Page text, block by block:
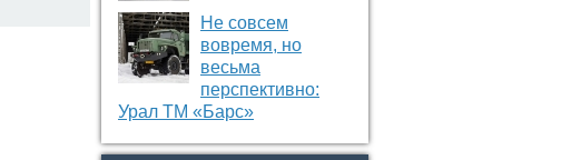
Не совсем
вовремя, но
весьма
перспективно:
Урал ТМ «Барс»